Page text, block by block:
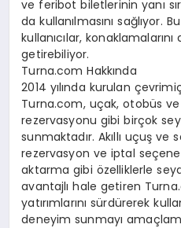
ve feribot biletlerinin yanı
da kullanılmasını sağlıyor.
kullanıcılar,
getirebiliyor.
Turna.com Hakkında
2014 yılında kurulan
Turna.com, uçak, otobüs
rezervasyonu gibi birçok
sunmaktadır. Akıllı uçuş ve
rezervasyon ve iptal
aktarma gibi özelliklerle
avantajlı hale getiren
yatırımlarını sürdürerek
deneyim sunmayı